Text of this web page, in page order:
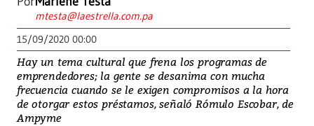
mtesta@laestrella.com.pa
15/09/2020 00:00
Hay un tema cultural que frena los programas de
emprendedores; la gente se desanima con mucha
frecuencia cuando se le exigen compromisos a la hora
de otorgar estos préstamos, señaló Rómulo Escobar, de
Ampyme